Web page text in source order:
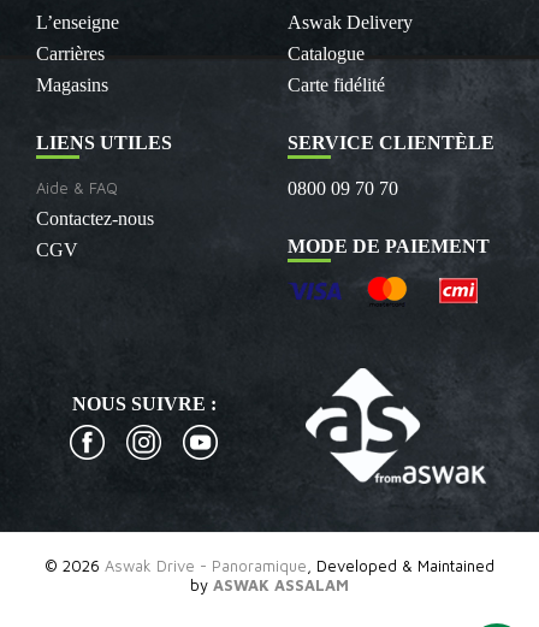
L’enseigne
Carrières
Magasins
Aswak Delivery
Catalogue
Carte fidélité
LIENS UTILES
Aide & FAQ
Contactez-nous
CGV
SERVICE CLIENTÈLE
0800 09 70 70
MODE DE PAIEMENT
NOUS SUIVRE :
© 2026 Aswak Drive - Panoramique , Developed & Maintained
by ASWAK ASSALAM